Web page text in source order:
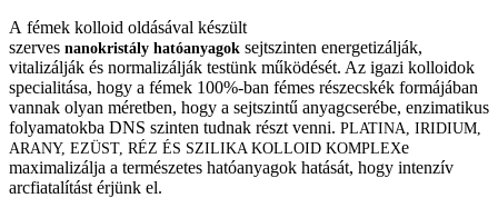
A fémek kolloid oldásával készült
szerves nanokristály hatóanyagok sejtszinten energetizálják,
vitalizálják és normalizálják testünk működését. Az igazi kolloidok
specialitása, hogy a fémek 100%-ban fémes részecskék formájában
vannak olyan méretben, hogy a sejtszintű anyagcserébe, enzimatikus
folyamatokba DNS szinten tudnak részt venni. PLATINA, IRIDIUM,
ARANY, EZÜST, RÉZ ÉS SZILIKA KOLLOID KOMPLEXe
maximalizálja a természetes hatóanyagok hatását, hogy intenzív
arcfiatalítást érjünk el.